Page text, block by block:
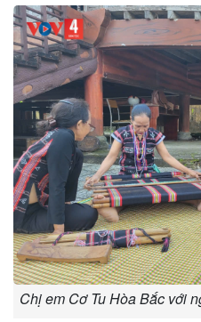
Chị em Cơ Tu Hòa Bắc với